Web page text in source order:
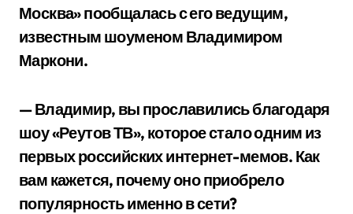
Москва» пообщалась с его ведущим,
известным шоуменом Владимиром
Маркони.
— Владимир, вы прославились благодаря
шоу «Реутов ТВ», которое стало одним из
первых российских интернет-мемов. Как
вам кажется, почему оно приобрело
популярность именно в сети?